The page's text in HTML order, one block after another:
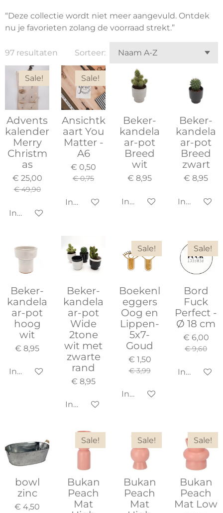
“Deze collectie wordt niet meer aangevuld. Ontdek
nu je favorieten zolang de voorraad strekt.”
97 resultaten Sorteer:
Sale!
Advents
kalender
Merry
Christm
as
€ 25,00
€ 49,90
In winkelwagen
Sale!
Ansichtk
aart You
Matter -
A6
€ 0,50
€ 0,75
In winkelwagen
Beker-
kandela
ar-pot
Breed
wit
€ 8,95
In winkelwagen
Beker-
kandela
ar-pot
Breed
zwart
€ 8,95
In
Beker-
kandela
ar-pot
hoog
wit
€ 8,95
In winkelwagen
Beker-
kandela
ar-pot
Wide
2tone
wit met
zwarte
rand
€ 8,95
In winkelwagen
Sale!
Boekenl
eggers
Oog en
Lippen-
5x7-
Goud
€ 1,50
€ 3,99
In winkelwagen
Sale!
Bord
Fuck
Perfect -
Ø 18 cm
€ 6,00
€ 9,60
In
bowl
zinc
€ 4,50
Sale!
Bukan
Peach
Mat
Sale!
Bukan
Peach
Mat
Sale!
Bukan
Peach
Mat Low